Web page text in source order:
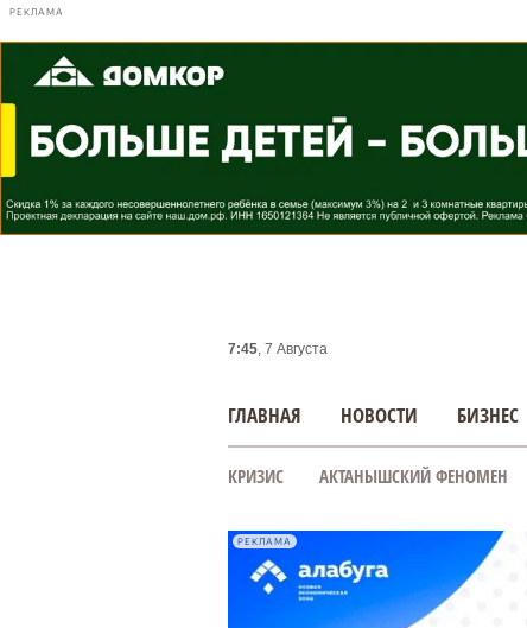
РЕКЛАМА
7:45, 7 Августа
ГЛАВНАЯ НОВОСТИ БИЗНЕС
КРИЗИС АКТАНЫШСКИЙ ФЕНОМЕН
РЕКЛАМА